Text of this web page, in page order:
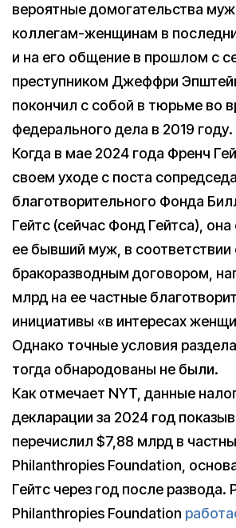
вероятные домогательства
коллегам-женщинам в
и на его общение в прошлом с
преступником Джеффри
покончил с собой в тюрьме во
федерального дела в 2019 году.
Когда в мае 2024 года Френч
своем уходе с поста
благотворительного Фонда
Гейтс (сейчас Фонд Гейтса),
ее бывший муж, в соответствии
бракоразводным договором,
млрд на ее частные
инициативы «в интересах
Однако точные условия
тогда обнародованы не были.
Как отмечает NYT, данные
декларации за 2024 год
перечислил $7,88 млрд в
Philanthropies Foundation,
Гейтс через год после развода.
Philanthropies Foundation